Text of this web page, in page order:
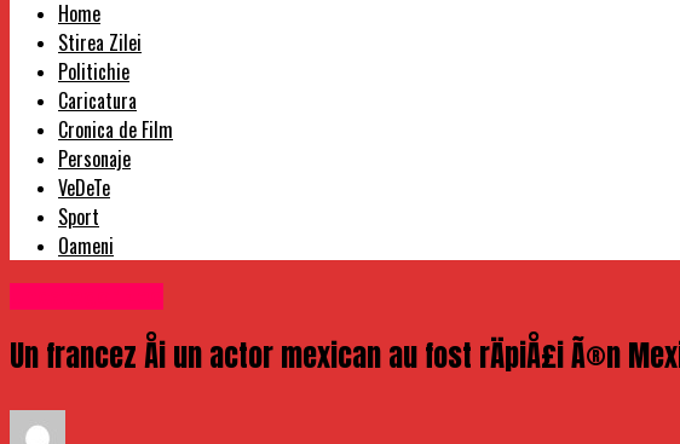
Home
Stirea Zilei
Politichie
Caricatura
Cronica de Film
Personaje
VeDeTe
Sport
Oameni
Un francez Åi un actor mexican au fost rÄpiÅ£i Ã®n